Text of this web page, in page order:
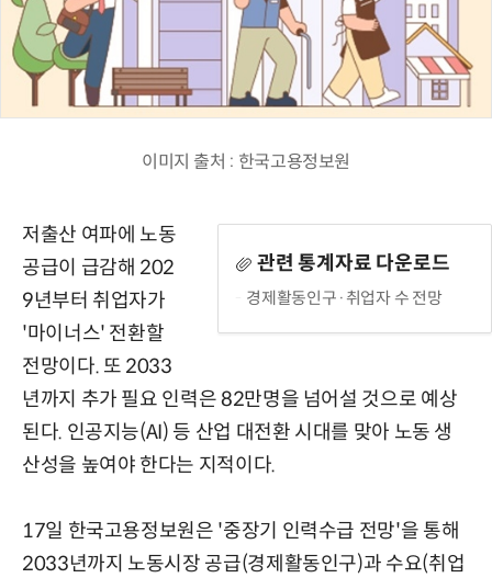
이미지 출처 : 한국고용정보원
관련 통계자료 다운로드
경제활동인구·취업자 수 전망
저출산 여파에 노동
공급이 급감해 202
9년부터 취업자가
'마이너스' 전환할
전망이다. 또 2033
년까지 추가 필요 인력은 82만명을 넘어설 것으로 예상
된다. 인공지능(AI) 등 산업 대전환 시대를 맞아 노동 생
산성을 높여야 한다는 지적이다.
17일 한국고용정보원은 '중장기 인력수급 전망'을 통해
2033년까지 노동시장 공급(경제활동인구)과 수요(취업